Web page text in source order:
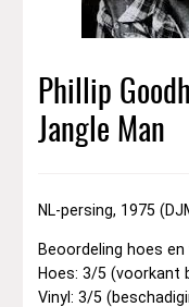
Phillip
Jangle Man
NL-persing, 1975
Beoordeling hoes en
Hoes: 3/5 (voorkant
Vinyl: 3/5